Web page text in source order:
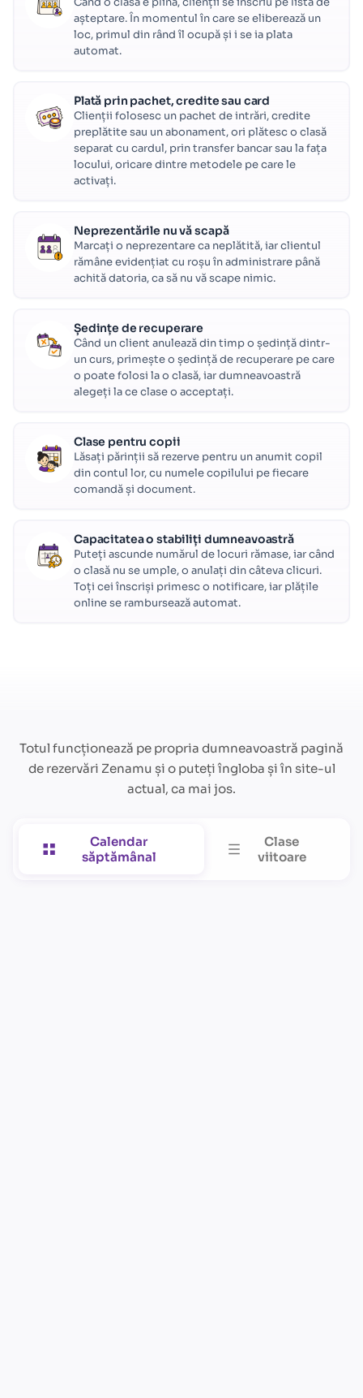
așteptare. În momentul în care se eliberează un
loc, primul din rând îl ocupă și i se ia plata
automat.
Plată prin pachet, credite sau card
Clienții folosesc un pachet de intrări, credite
preplătite sau un abonament, ori plătesc o clasă
separat cu cardul, prin transfer bancar sau la fața
locului, oricare dintre metodele pe care le
activați.
Neprezentările nu vă scapă
Marcați o neprezentare ca neplătită, iar clientul
rămâne evidențiat cu roșu în administrare până
achită datoria, ca să nu vă scape nimic.
Ședințe de recuperare
Când un client anulează din timp o ședință dintr-
un curs, primește o ședință de recuperare pe care
o poate folosi la o clasă, iar dumneavoastră
alegeți la ce clase o acceptați.
Clase pentru copii
Lăsați părinții să rezerve pentru un anumit copil
din contul lor, cu numele copilului pe fiecare
comandă și document.
Capacitatea o stabiliți dumneavoastră
Puteți ascunde numărul de locuri rămase, iar când
o clasă nu se umple, o anulați din câteva clicuri.
Toți cei înscriși primesc o notificare, iar plățile
online se rambursează automat.
Totul funcționează pe propria dumneavoastră pagină
de rezervări Zenamu și o puteți îngloba și în site-ul
actual, ca mai jos.
Calendar
săptămânal
Clase
viitoare